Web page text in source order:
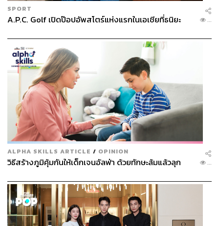
SPORT
A.P.C. Golf เปิดป๊อปอัพสโตร์แห่งแรกในเอเชียที่ธนิยะ ...
ALPHA SKILLS ARTICLE / OPINION
วิธีสร้างภูมิคุ้มกันให้เด็กเจนอัลฟ่า ด้วยทักษะล้มแล้วลุก ...